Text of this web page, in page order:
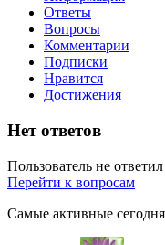
Ответы
Вопросы
Комментарии
Подписки
Нравится
Достижения
Нет ответов
Пользователь не
Перейти к вопросам
Самые активные сегодня